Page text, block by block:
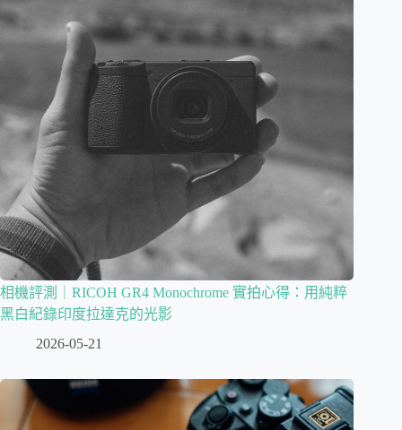
相機評測｜RICOH GR4 Monochrome 實拍心得：用純粹
黑白紀錄印度拉達克的光影
2026-05-21